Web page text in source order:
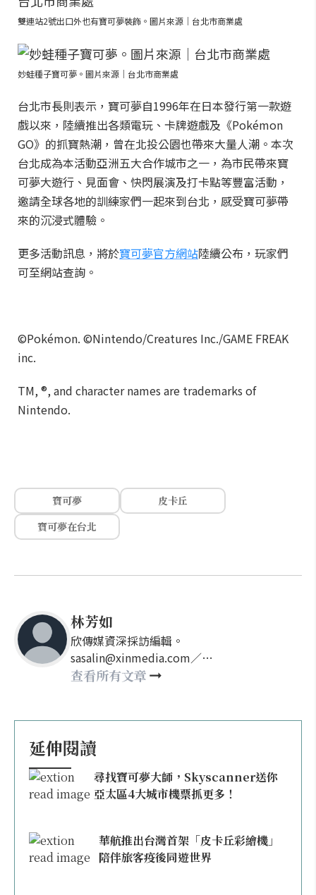
雙連站2號出口外也有寶可夢裝飾。圖片來源｜台北市商業處
妙蛙種子寶可夢。圖片來源｜台北市商業處
台北市長則表示，寶可夢自1996年在日本發行第一款遊
戲以來，陸續推出各類電玩、卡牌遊戲及《Pokémon
GO》的抓寶熱潮，曾在北投公園也帶來大量人潮。本次
台北成為本活動亞洲五大合作城市之一，為市民帶來寶
可夢大遊行、見面會、快閃展演及打卡點等豐富活動，
邀請全球各地的訓練家們一起來到台北，感受寶可夢帶
來的沉浸式體驗。
更多活動訊息，將於寶可夢官方網站陸續公布，玩家們
可至網站查詢。
©Pokémon. ©Nintendo/Creatures Inc./GAME FREAK
inc.
TM, ®, and character names are trademarks of
Nintendo.
寶可夢
皮卡丘
寶可夢在台北
林芳如
欣傳媒資深採訪編輯。
sasalin@xinmedia.com／
happy21917@gmail.com
查看所有文章
延伸閱讀
尋找寶可夢大師，Skyscanner送你
亞太區4大城市機票抓更多！
華航推出台灣首架「皮卡丘彩繪機」
陪伴旅客疫後同遊世界